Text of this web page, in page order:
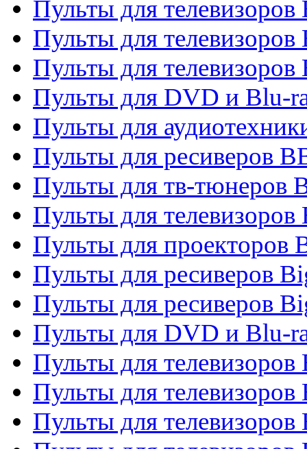
Пульты для
Пульты для
Пульты для
Пульты для DVD и Blu-
Пульты для
Пульты для ресиверов
Пульты для тв-тюнеров
Пульты для телевизоров
Пульты для проекторов
Пульты для ресиверов
Пульты для ресиверов
Пульты для DVD и Blu-
Пульты для телевизоров
Пульты для телевизоров
Пульты для телевизоров